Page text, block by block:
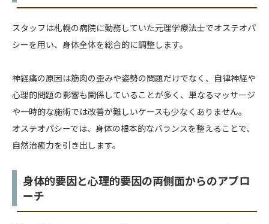
スタッフは札幌の病院に勤務していた元理学療法士でオステオパ
シーを用い、身体全体を総合的に調整します。
神経痛の原因は筋肉の歪みや姿勢の問題だけでなく、自律神経や
心理的問題の影響も関係していることが多く、単なるマッサージ
や一時的な施術では改善が難しいケースも少なくありません。
オステオパシーでは、身体の根本的なバランスを整えることで、
自然治癒力を引き出します。
身体的要因と心理的要因の両側面からのアプロ
ーチ